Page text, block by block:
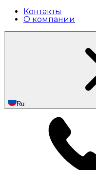
Контакты
О компании
Ru